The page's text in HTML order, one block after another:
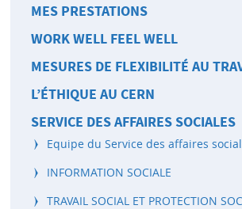
MES PRESTATIONS
WORK WELL FEEL WELL
MESURES DE FLEXIBILITÉ AU
L’ÉTHIQUE AU CERN
SERVICE DES AFFAIRES SOCIALES
Equipe du Service des affaires
INFORMATION SOCIALE
TRAVAIL SOCIAL ET PROTECTION